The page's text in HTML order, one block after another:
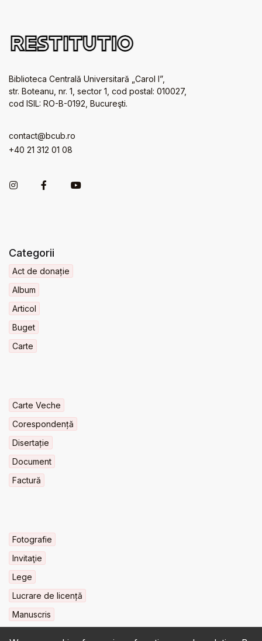
Biblioteca Centrală Universitară „Carol I”,
str. Boteanu, nr. 1, sector 1, cod postal: 010027,
cod ISIL: RO-B-0192, Bucureşti.
contact@bcub.ro
+40 21 312 01 08
Categorii
Act de donație
Album
Articol
Buget
Carte
Carte Veche
Corespondență
Disertație
Document
Factură
Fotografie
Invitaţie
Lege
Lucrare de licență
Manuscris